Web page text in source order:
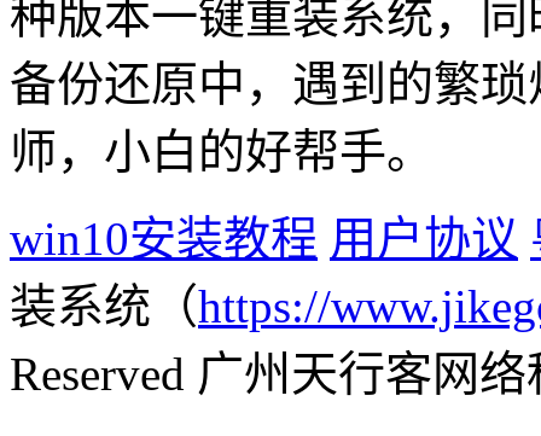
种版本一键重装系统，
备份还原中，遇到的繁
师，小白的好帮手。
win10安装教程 用户协议
装系统（https://
Reserved 广州天行客网